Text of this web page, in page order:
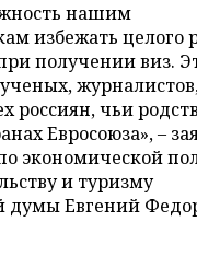
нашим
избежать целого
получении виз.
россиян, чьи
Евросоюза», –
экономической
и туризму
думы Евгений